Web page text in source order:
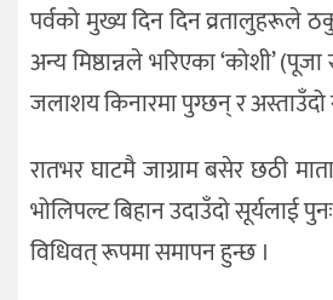
पर्वको मुख्य दिन दिन व्रतालुहरूले
अन्य मिष्ठान्नले भरिएका ‘कोशी’
जलाशय किनारमा पुग्छन् र अस्ताउँदो
रातभर घाटमै जाग्राम बसेर छठी
भोलिपल्ट बिहान उदाउँदो सूर्यलाई
विधिवत् रूपमा समापन हुन्छ ।